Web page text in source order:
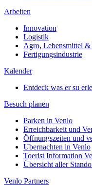
Arbeiten
Innovation
Logistik
Agro, Lebensmittel &
Fertigungsindustrie
Kalender
Entdeck was er su
Besuch planen
Parken in Venlo
Erreichbarkeit und
Öffnungszeiten und
Ubernachten in Venlo
Toerist Information
Übersicht aller
Venlo Partners